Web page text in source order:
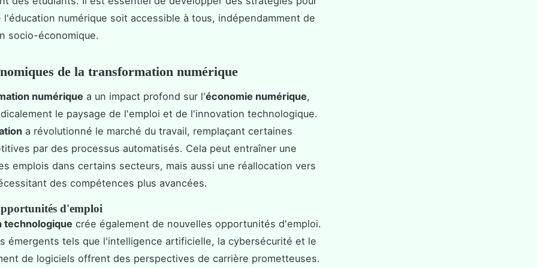
l'éducation numérique soit accessible à tous, indépendamment de
socio-économique.
de la transformation numérique
numérique a un impact profond sur l'économie numérique,
le paysage de l'emploi et de l'innovation technologique.
a révolutionné le marché du travail, remplaçant certaines
par des processus automatisés. Cela peut entraîner une
emplois dans certains secteurs, mais aussi une réallocation vers
des compétences plus avancées.
d'emploi
technologique crée également de nouvelles opportunités d'emploi.
émergents tels que l'intelligence artificielle, la cybersécurité et le
de logiciels offrent des perspectives de carrière prometteuses.